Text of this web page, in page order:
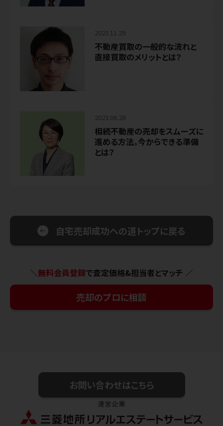
2023.11.29
不動産買取の一般的な流れと
直接買取のメリットとは？
2023.06.28
相続不動産の売却をスムーズに
進める方法。今からできる準備
とは？
自宅売却成功への道トップに戻る
＼無料会員登録で査定価格&担当者とマッチ ／
売却のプロに相談
お問い合わせはこちら
運営企業